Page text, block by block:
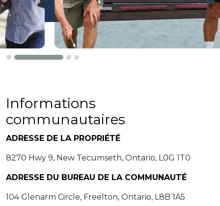
Informations
communautaires
ADRESSE DE LA PROPRIÉTÉ
8270 Hwy 9, New Tecumseth, Ontario, L0G 1T0
ADRESSE DU BUREAU DE LA COMMUNAUTÉ
104 Glenarm Circle, Freelton, Ontario, L8B 1A5